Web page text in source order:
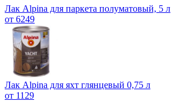
Лак Alpina для паркета полуматовый, 5 л
от 6249
Лак Alpina для яхт глянцевый 0,75 л
от 1129